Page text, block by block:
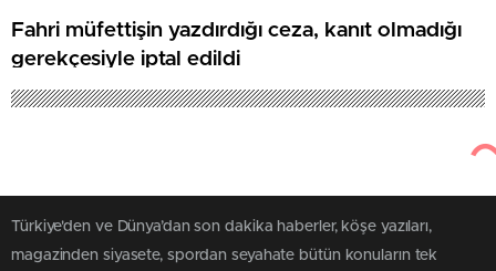
Fahri müfettişin yazdırdığı ceza, kanıt olmadığı
gerekçesiyle iptal edildi
Türkiye'den ve Dünya’dan son dakika haberler, köşe yazıları,
magazinden siyasete, spordan seyahate bütün konuların tek